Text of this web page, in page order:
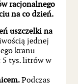
racjonalnego
na co dzień.
uszczelki na
jednej
kranu
5 tys. litrów w
Podczas